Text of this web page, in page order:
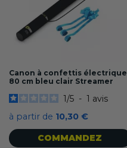
Canon à confettis électrique
80 cm bleu clair Streamer
1/5 - 1 avis
à partir de 10,30 €
COMMANDEZ